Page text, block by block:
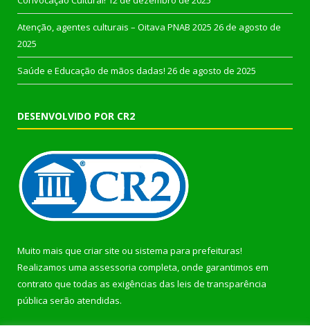
Atenção, agentes culturais – Oitava PNAB 2025 26 de agosto de
2025
Saúde e Educação de mãos dadas! 26 de agosto de 2025
DESENVOLVIDO POR CR2
Muito mais que criar site ou sistema para prefeituras!
Realizamos uma assessoria completa, onde garantimos em
contrato que todas as exigências das leis de transparência
pública serão atendidas.